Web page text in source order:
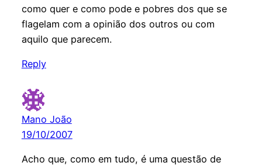
como quer e como pode e pobres dos que se
flagelam com a opinião dos outros ou com
aquilo que parecem.
Reply
Mano João
19/10/2007
Acho que, como em tudo, é uma questão de